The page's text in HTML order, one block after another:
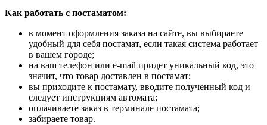
Как работать с постаматом:
в момент оформления заказа на сайте, вы выбираете
удобный для себя постамат, если такая система работает
в вашем городе;
на ваш телефон или e-mail придет уникальный код, это
значит, что товар доставлен в постамат;
вы приходите к постамату, вводите полученный код и
следует инструкциям автомата;
оплачиваете заказ в терминале постамата;
забираете товар.